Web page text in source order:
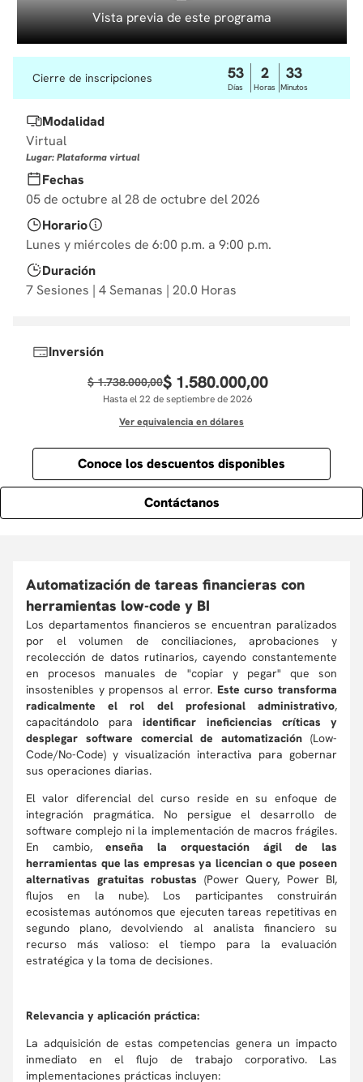
10. diseño Vista previa de este programa
Cierre de inscripciones 53
Días
2
Horas
33
Minutos
Modalidad
Virtual
Lugar: Plataforma virtual
Fechas
05 de octubre al 28 de octubre del 2026
Horario
Lunes y miércoles de 6:00 p.m. a 9:00 p.m.
Duración
7 Sesiones | 4 Semanas | 20.0 Horas
Inversión
$ 1.738.000,00$ 1.580.000,00
Hasta el 22 de septiembre de 2026
Ver equivalencia en dólares
Conoce los descuentos disponibles
Contáctanos
Automatización de tareas financieras con
herramientas low-code y BI
Los departamentos financieros se encuentran paralizados
por el volumen de conciliaciones, aprobaciones y
recolección de datos rutinarios, cayendo constantemente
en procesos manuales de "copiar y pegar" que son
insostenibles y propensos al error. Este curso transforma
radicalmente el rol del profesional administrativo,
capacitándolo paraidentificar ineficiencias críticas y
desplegar software comercial de automatización (Low-
Code/No-Code) y visualización interactiva para gobernar
sus operaciones diarias.
El valor diferencial del curso reside en su enfoque de
integración pragmática. No persigue el desarrollo de
software complejo ni la implementación de macros frágiles.
En cambio,enseña la orquestación ágil de las
herramientas que las empresas ya licencian o que poseen
alternativas gratuitas robustas (Power Query, Power BI,
flujos en la nube). Los participantes construirán
ecosistemas autónomos que ejecuten tareas repetitivas en
segundo plano, devolviendo al analista financiero su
recurso más valioso: el tiempo para la evaluación
estratégica y la toma de decisiones.
Relevancia y aplicación práctica:
La adquisición de estas competencias genera un impacto
inmediato en el flujo de trabajo corporativo. Las
implementaciones prácticas incluyen: